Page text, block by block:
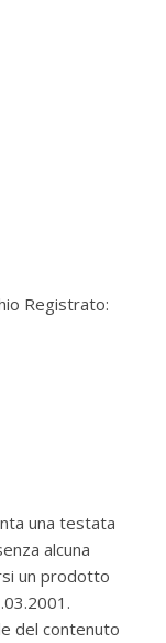
Registrato:
una testata
alcuna
un prodotto
del contenuto